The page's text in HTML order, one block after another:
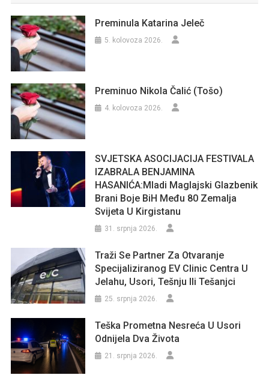
Preminula Katarina Jeleč
5. kolovoza 2026.
Preminuo Nikola Čalić (Tošo)
4. kolovoza 2026.
SVJETSKA ASOCIJACIJA FESTIVALA
IZABRALA BENJAMINA
HASANIĆA:Mladi Maglajski Glazbenik
Brani Boje BiH Među 80 Zemalja
Svijeta U Kirgistanu
31. srpnja 2026.
Traži Se Partner Za Otvaranje
Specijaliziranog EV Clinic Centra U
Jelahu, Usori, Tešnju Ili Tešanjci
25. srpnja 2026.
Teška Prometna Nesreća U Usori
Odnijela Dva Života
21. srpnja 2026.